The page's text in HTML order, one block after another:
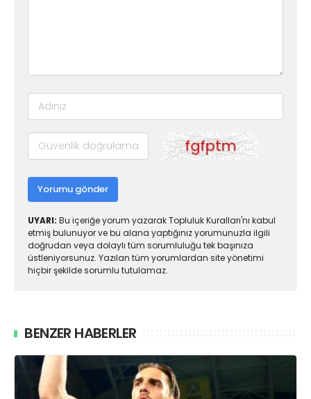
Yorumu gönder
UYARI: Bu içeriğe yorum yazarak Topluluk Kuralları'nı kabul
etmiş bulunuyor ve bu alana yaptığınız yorumunuzla ilgili
doğrudan veya dolaylı tüm sorumluluğu tek başınıza
üstleniyorsunuz. Yazılan tüm yorumlardan site yönetimi
hiçbir şekilde sorumlu tutulamaz.
BENZER HABERLER